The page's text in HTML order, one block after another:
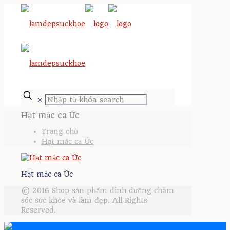
✕
Hạt mắc ca Úc
Trang chủ
Hạt mắc ca Úc
Hạt mắc ca Úc
© 2016 Shop sản phẩm dinh dưỡng chăm
sóc sức khỏe và làm đẹp. All Rights
Reserved.